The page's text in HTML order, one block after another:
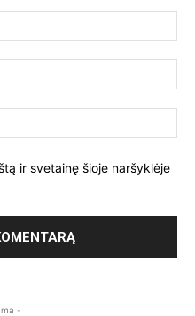
ir svetainę šioje naršyklėje
-